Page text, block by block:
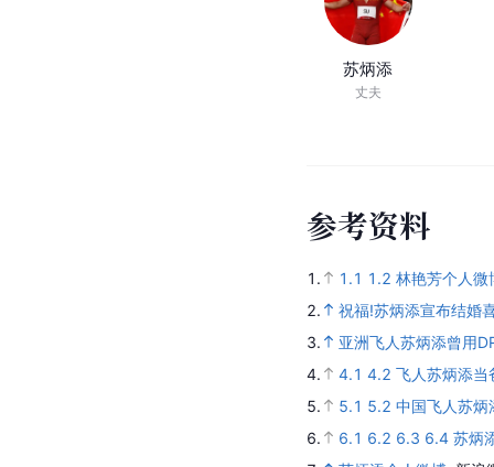
苏炳添
丈夫
参考资料
1. 1.1 1.2 林艳芳个人微
2.
祝福!苏炳添宣布结婚
3.
亚洲飞人苏炳添曾用
4.
4.1 4.2 飞人苏炳添当
5.
5.1 5.2 中国飞人苏炳
6.
6.1 6.2 6.3 6.4 苏炳